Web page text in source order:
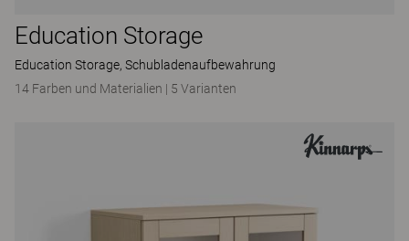
Education Storage
Education Storage, Schubladenaufbewahrung
14 Farben und Materialien | 5 Varianten